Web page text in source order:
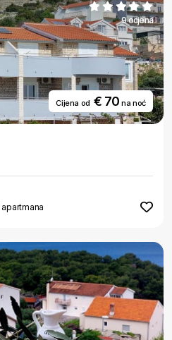
9 ocjena
Cijena od € 70na noć